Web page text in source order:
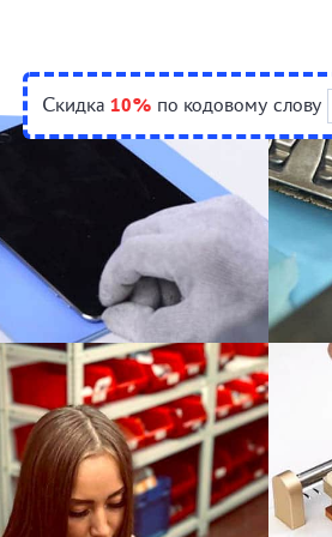
Скидка 10% по кодовому слову